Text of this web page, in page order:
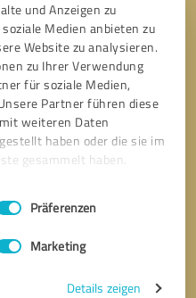
und Anzeigen zu
Medien anbieten zu
Website zu analysieren.
zu Ihrer Verwendung
für soziale Medien,
Partner führen diese
weiteren Daten
haben oder die sie im
gesammelt haben.
Präferenzen
Marketing
Details zeigen